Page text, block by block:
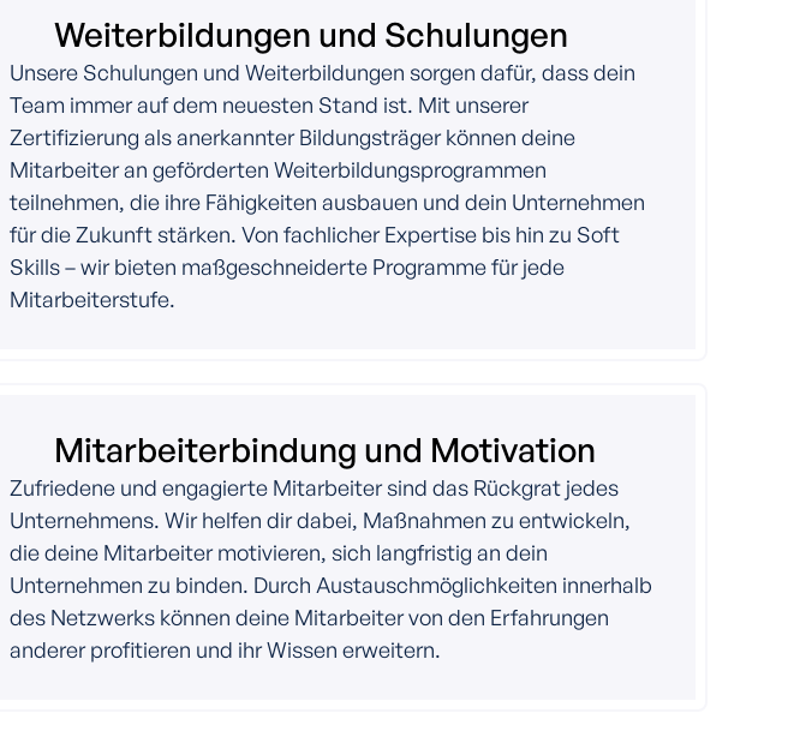
Weiterbildungen und Schulungen
Unsere Schulungen und Weiterbildungen sorgen dafür, dass dein
Team immer auf dem neuesten Stand ist. Mit unserer
Zertifizierung als anerkannter Bildungsträger können deine
Mitarbeiter an geförderten Weiterbildungsprogrammen
teilnehmen, die ihre Fähigkeiten ausbauen und dein Unternehmen
für die Zukunft stärken. Von fachlicher Expertise bis hin zu Soft
Skills – wir bieten maßgeschneiderte Programme für jede
Mitarbeiterstufe.
Mitarbeiterbindung und Motivation
Zufriedene und engagierte Mitarbeiter sind das Rückgrat jedes
Unternehmens. Wir helfen dir dabei, Maßnahmen zu entwickeln,
die deine Mitarbeiter motivieren, sich langfristig an dein
Unternehmen zu binden. Durch Austauschmöglichkeiten innerhalb
des Netzwerks können deine Mitarbeiter von den Erfahrungen
anderer profitieren und ihr Wissen erweitern.